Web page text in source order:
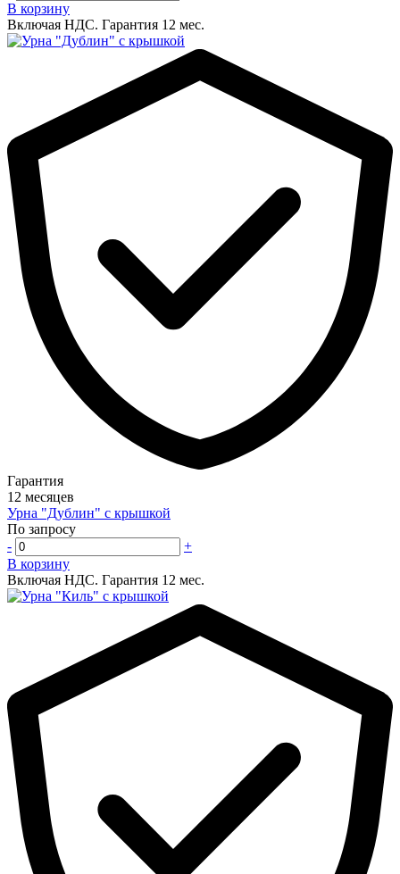
В корзину
Включая НДС. Гарантия 12 мес.
Гарантия
12 месяцев
Урна "Дублин" с крышкой
По запросу
-
+
В корзину
Включая НДС. Гарантия 12 мес.